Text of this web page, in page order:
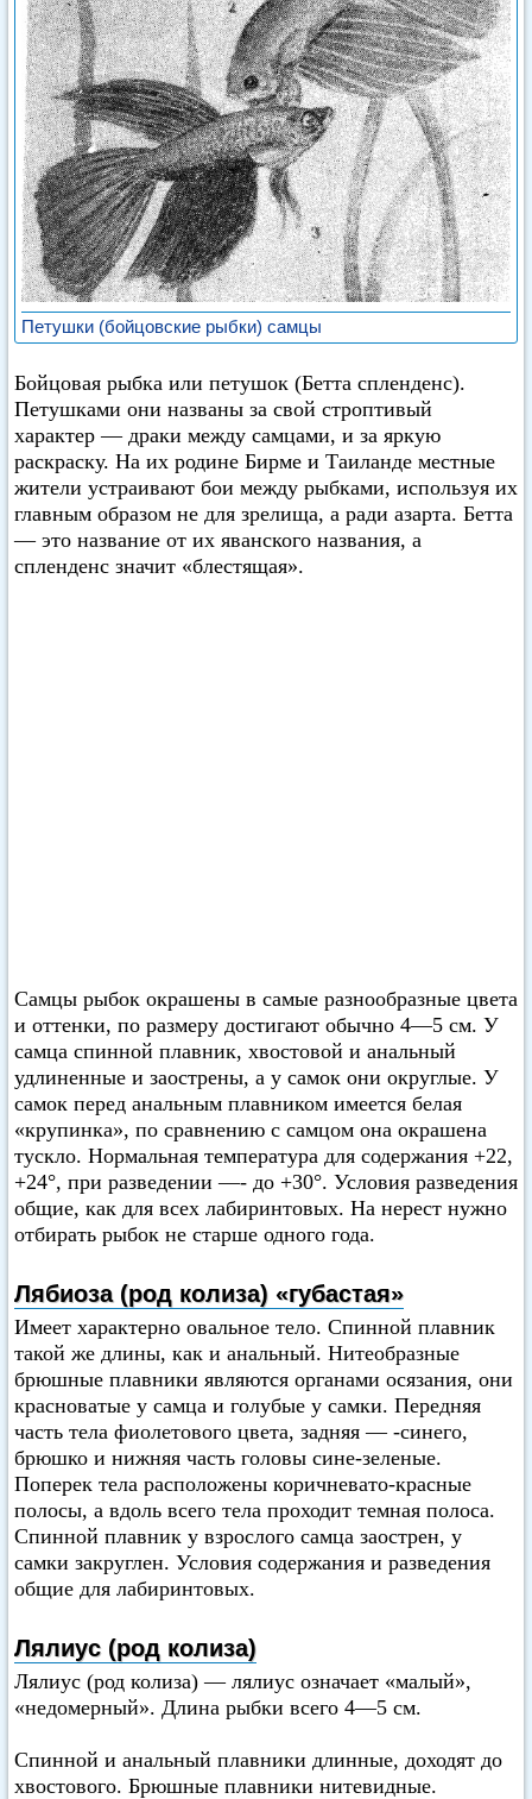
Петушки (бойцовские рыбки) самцы
Бойцовая рыбка или петушок (Бетта спленденс).
Петушками они названы за свой строптивый
характер — драки между самцами, и за яркую
раскраску. На их родине Бирме и Таиланде местные
жители устраивают бои между рыбками, используя их
главным образом не для зрелища, а ради азарта. Бетта
— это название от их яванского названия, а
спленденс значит «блестящая».
Самцы рыбок окрашены в самые разнообразные цвета
и оттенки, по размеру достигают обычно 4—5 см. У
самца спинной плавник, хвостовой и анальный
удлиненные и заострены, а у самок они округлые. У
самок перед анальным плавником имеется белая
«крупинка», по сравнению с самцом она окрашена
тускло. Нормальная температура для содержания +22,
+24°, при разведении —- до +30°. Условия разведения
общие, как для всех лабиринтовых. На нерест нужно
отбирать рыбок не старше одного года.
Лябиоза (род колиза) «губастая»
Имеет характерно овальное тело. Спинной плавник
такой же длины, как и анальный. Нитеобразные
брюшные плавники являются органами осязания, они
красноватые у самца и голубые у самки. Передняя
часть тела фиолетового цвета, задняя — -синего,
брюшко и нижняя часть головы сине-зеленые.
Поперек тела расположены коричневато-красные
полосы, а вдоль всего тела проходит темная полоса.
Спинной плавник у взрослого самца заострен, у
самки закруглен. Условия содержания и разведения
общие для лабиринтовых.
Лялиус (род колиза)
Лялиус (род колиза) — лялиус означает «малый»,
«недомерный». Длина рыбки всего 4—5 см.
Спинной и анальный плавники длинные, доходят до
хвостового. Брюшные плавники нитевидные.